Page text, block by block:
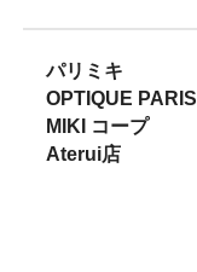
パリミキ
OPTIQUE PARIS
MIKI コープ
Aterui店